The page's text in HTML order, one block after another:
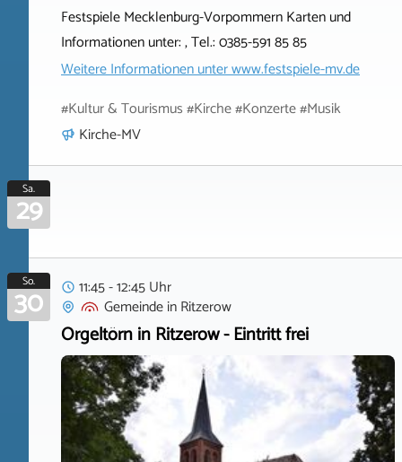
Festspiele Mecklenburg-Vorpommern Karten und
Informationen unter: , Tel.: 0385-591 85 85
Weitere Informationen unterwww.festspiele-mv.de
#Kultur & Tourismus #Kirche #Konzerte #Musik
Kirche-MV
Sa.
29
So.
30
11:45 - 12:45 Uhr
GemeindeinRitzerow
Orgeltörn in Ritzerow - Eintritt frei